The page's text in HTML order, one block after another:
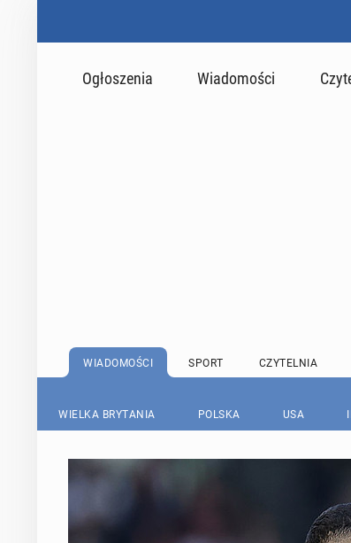
Ogłoszenia Wiadomości
WIADOMOŚCI SPORT CZYTELNIA
WIELKA BRYTANIA POLSKA USA